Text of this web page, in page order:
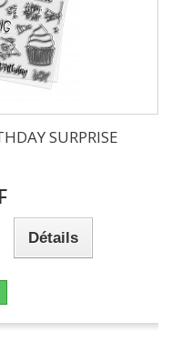
SURPRISE
Détails